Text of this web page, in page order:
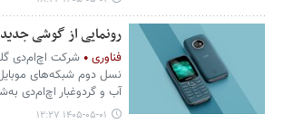
رونمایی از گوشی جدید
فناوری
نسل دوم شبکه‌های
آب و گردوغبار اچ‌ام‌دی
۱۴۰۵-۰۵-۰۱ ۱۲:۲۷